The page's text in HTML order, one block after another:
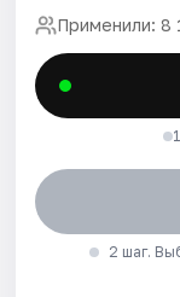
Применили: 8
2 шаг.